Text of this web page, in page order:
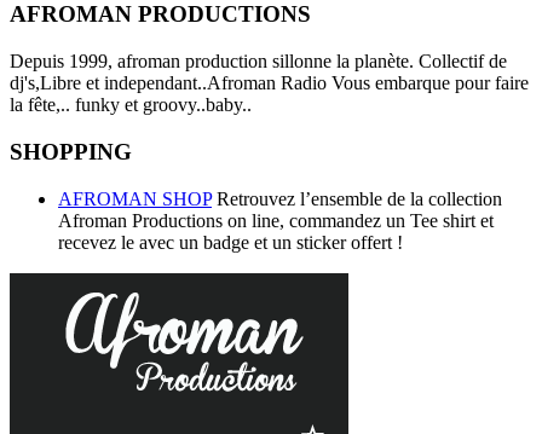
AFROMAN PRODUCTIONS
Depuis 1999, afroman production sillonne la planète. Collectif de
dj's,Libre et independant..Afroman Radio Vous embarque pour faire
la fête,.. funky et groovy..baby..
SHOPPING
AFROMAN SHOPRetrouvez l’ensemble de la collection
Afroman Productions on line, commandez un Tee shirt et
recevez le avec un badge et un sticker offert !